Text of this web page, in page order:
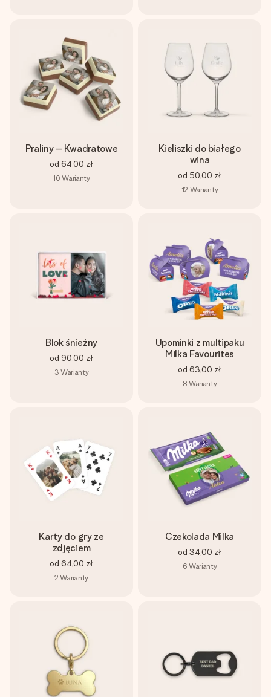
Praliny – Kwadratowe
od 64,00 zł
10 Warianty
Kieliszki do białego
wina
od 50,00 zł
12 Warianty
Blok śnieżny
od 90,00 zł
3 Warianty
Upominki z multipaku
Milka Favourites
od 63,00 zł
8 Warianty
Karty do gry ze
zdjęciem
od 64,00 zł
2 Warianty
Czekolada Milka
od 34,00 zł
6 Warianty